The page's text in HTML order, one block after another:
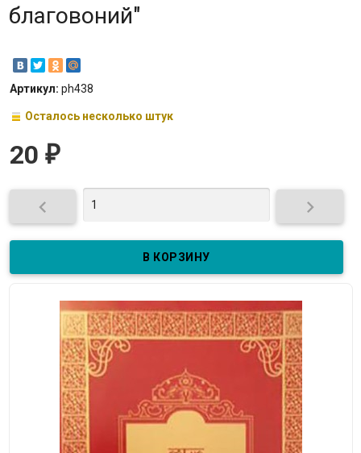
благовоний"
Артикул: ph438
Осталось несколько штук
20 ₽
 